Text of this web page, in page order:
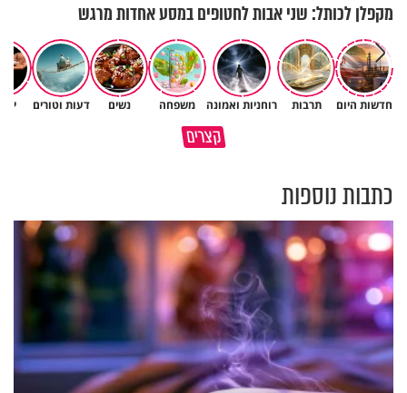
מקפלן לכותל: שני אבות לחטופים במסע אחדות מרגש
חדשות היום תרבות רוחניות ואמונה משפחה נשים דעות וטורים
קצרים
סגולה בבוקר להסרת חששות
במבט לאחור - האם התקופה
כתבות נוספות